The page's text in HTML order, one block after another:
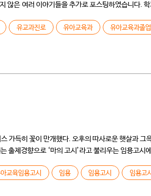
여러 이야기들을 추가로 포스팅하였습니다. 학
유교과진로 유아교육과 유아교육과졸업
가득히 꽃이 만개했다. 오후의 따사로운 햇살과
출제경향으로 ‘마의 고시’라고 불리우는 임용고
교육임용고시 임용 임용고시 임용고